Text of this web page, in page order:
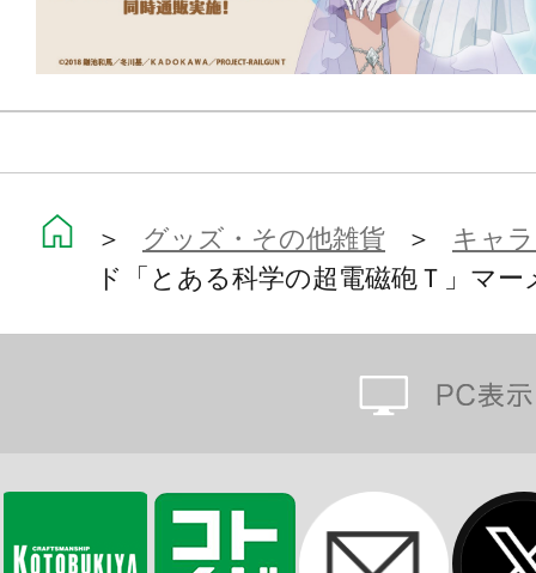
＞ グッズ・その他雑貨 ＞ キャ
ド「とある科学の超電磁砲Ｔ」マ